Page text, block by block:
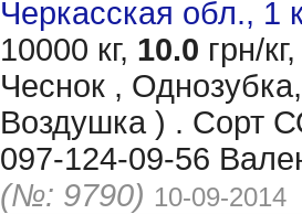
Черкасская обл., 1
10000 кг, 10.0 грн/кг,
Чеснок ,
Воздушка ) . Сорт
097-124-09-56
(№: 9790) 10-09-2014